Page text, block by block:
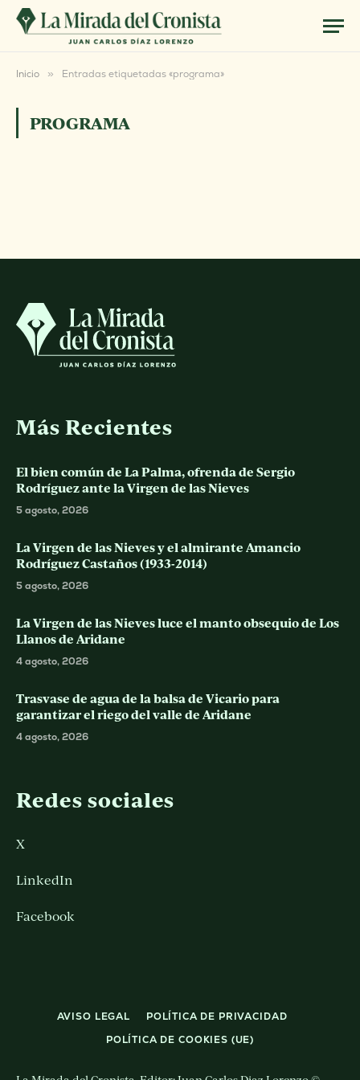
Inicio » Entradas etiquetadas «programa»
PROGRAMA
Más Recientes
El bien común de La Palma, ofrenda de Sergio
Rodríguez ante la Virgen de las Nieves
5 agosto, 2026
La Virgen de las Nieves y el almirante Amancio
Rodríguez Castaños (1933-2014)
5 agosto, 2026
La Virgen de las Nieves luce el manto obsequio de Los
Llanos de Aridane
4 agosto, 2026
Trasvase de agua de la balsa de Vicario para
garantizar el riego del valle de Aridane
4 agosto, 2026
Redes sociales
X
LinkedIn
Facebook
AVISO LEGAL
POLÍTICA DE PRIVACIDAD
POLÍTICA DE COOKIES (UE)